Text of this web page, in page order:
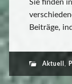
Sie finden
Beiträge,
Aktuell ,